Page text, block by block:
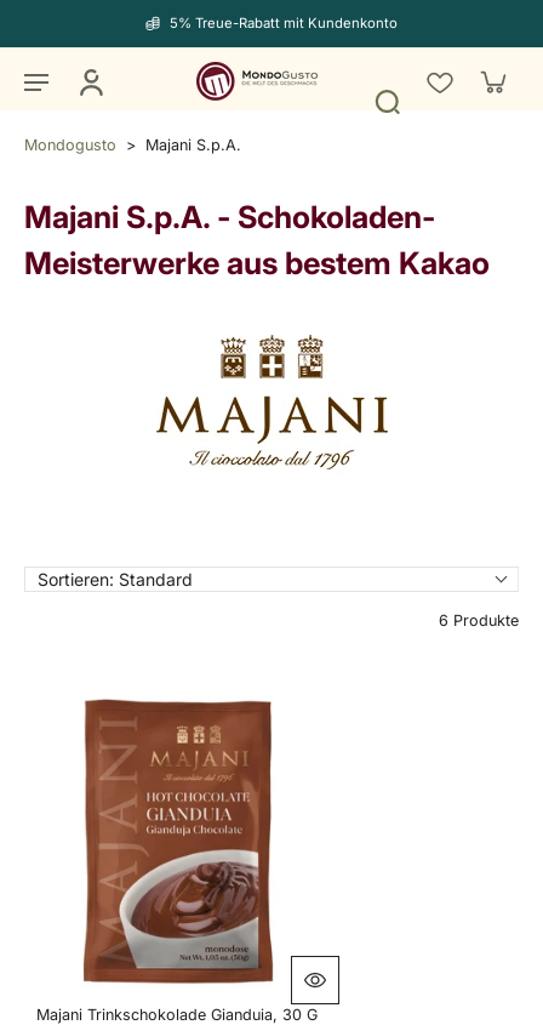
5% Treue-Rabatt mit Kundenkonto
Mondogusto > Majani S.p.A.
Majani S.p.A. - Schokoladen-
Meisterwerke aus bestem Kakao
Sortieren: Standard
6 Produkte
Majani Trinkschokolade Gianduia, 30 G